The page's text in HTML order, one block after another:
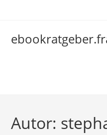
Autor: